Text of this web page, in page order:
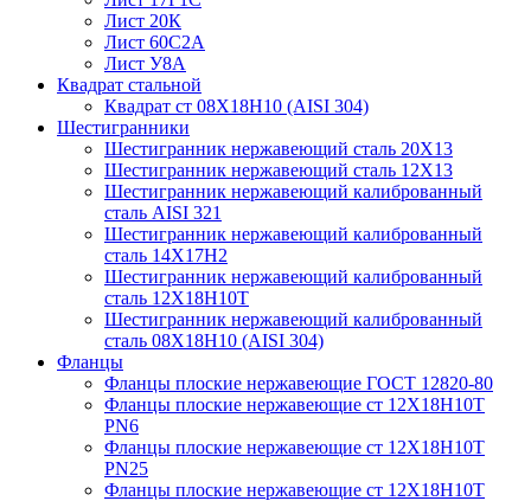
Лист 20К
Лист 60С2А
Лист У8А
Квадрат стальной
Квадрат ст 08Х18Н10 (AISI 304)
Шестигранники
Шестигранник нержавеющий сталь 20Х13
Шестигранник нержавеющий сталь 12Х13
Шестигранник нержавеющий калиброванный
сталь AISI 321
Шестигранник нержавеющий калиброванный
сталь 14Х17Н2
Шестигранник нержавеющий калиброванный
сталь 12Х18Н10Т
Шестигранник нержавеющий калиброванный
сталь 08Х18Н10 (AISI 304)
Фланцы
Фланцы плоские нержавеющие ГОСТ 12820-80
Фланцы плоские нержавеющие ст 12Х18Н10Т
PN6
Фланцы плоские нержавеющие ст 12Х18Н10Т
PN25
Фланцы плоские нержавеющие ст 12Х18Н10Т